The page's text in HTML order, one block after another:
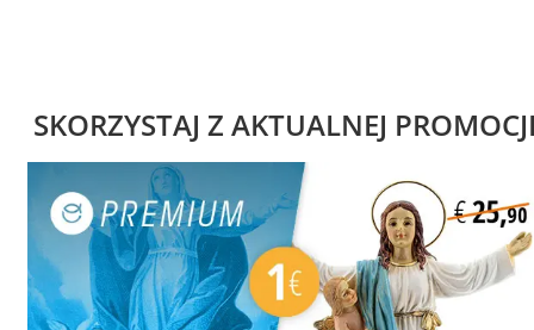
SKORZYSTAJ Z AKTUALNEJ